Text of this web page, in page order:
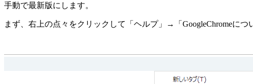
手動で最新版にします。
まず、右上の点々をクリックして「ヘルプ」→「GoogleChromeにつ